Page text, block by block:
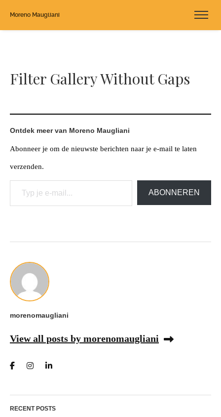
Moreno Maugliani
Filter Gallery Without Gaps
Ontdek meer van Moreno Maugliani
Abonneer je om de nieuwste berichten naar je e-mail te laten
verzenden.
Typ je e-mail...
ABONNEREN
morenomaugliani
View all posts by morenomaugliani
RECENT POSTS